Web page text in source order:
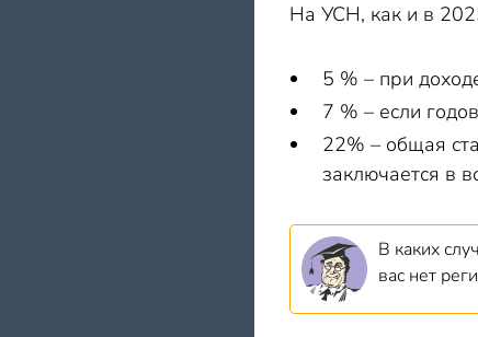
На УСН, как и в
5 % – при
7 % – если
22% – общая
заключается в
В каких
вас нет